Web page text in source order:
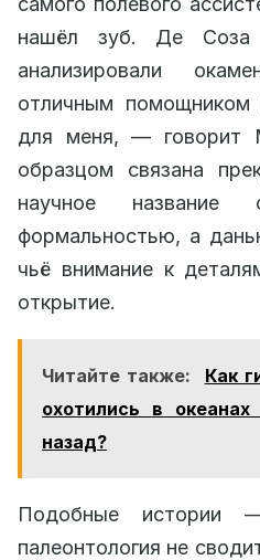
нашёл зуб. Де Соза
анализировали
отличным
для меня, — говорит
образцом связана
научное
формальностью, а
чьё внимание к
открытие.
Читайте также:
Как
охотились в
назад?
Подобные истории
палеонтология не